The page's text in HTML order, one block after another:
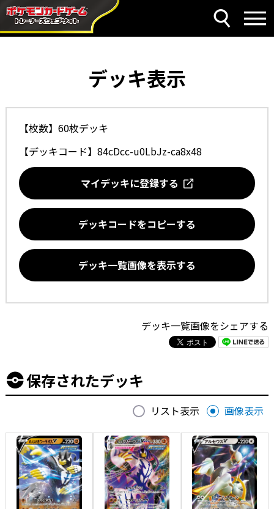
デッキ表示
【枚数】60枚デッキ
【デッキコード】 84cDcc-u0LbJz-ca8x48
マイデッキに登録する
デッキコードをコピーする
デッキ一覧画像を表示する
デッキ一覧画像をシェアする
保存されたデッキ
リスト表示 画像表示